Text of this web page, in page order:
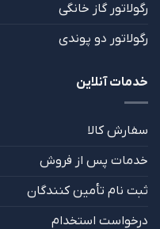
رگولاتور گاز خانگی
رگولاتور دو پوندی
خدمات آنلاین
سفارش کالا
خدمات پس از فروش
ثبت نام تأمین کنندگان
درخواست استخدام